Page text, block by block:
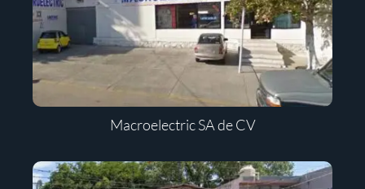
Macroelectric SA de CV